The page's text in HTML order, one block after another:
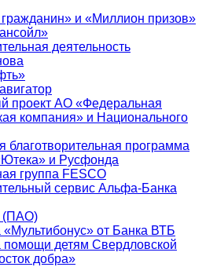
и «Миллион призов»
деятельность
проект АО «Федеральная
компания» и Национального
благотворительная программа
и Русфонда
группа FESCO
сервис Альфа-Банка
(ПАО)
от Банка ВТБ
помощи детям Свердловской
добра»